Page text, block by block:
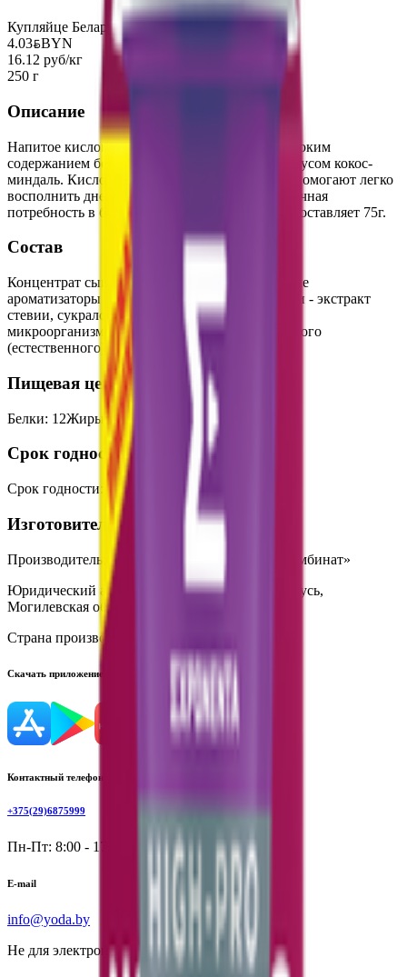
Купляйце Беларускае
4.03BYNBYN
16.12 руб/кг
250 г
Описание
Напитое кисломолочный обезжиренный с высоким
содержанием белка Экспонента Хай-Про со вкусом кокос-
миндаль. Кисломолочные напитки Exponenta помогают легко
восполнить дневную норму белка. Среднесуточная
потребность в белках для взрослого человека составляет 75г.
Состав
Концентрат сывороточных белков; натуральные
ароматизаторы - кокос, миндаль; подсластители - экстракт
стевии, сукралоза; закваска молочнокислых
микроорганизмов. Содержатся сахара природного
(естественного) происхождения.
Пищевая ценность на 100г
Белки: 12Жиры : 0Углеводы
Срок годности
Срок годности 47 суток
Изготовитель
Производитель:
ИООО «Горецкий пищевой комбинат»
Юридический адрес:
213410, Республика Беларусь,
Могилевская область, г. Горки, ул. Мира, 19
Страна производства:
Скачать приложение
Контактный телефон
+375(29)6875999
Пн-Пт: 8:00 - 17:00
E-mail
info@yoda.by
Не для электронных обращений